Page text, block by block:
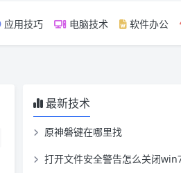
应用技巧 电脑技术 软件办公
最新技术
原神磐键在哪里找
打开文件安全警告怎么关闭win7 打开文件